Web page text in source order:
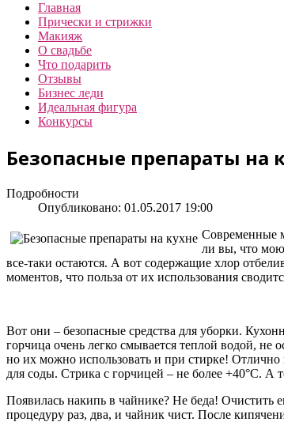
Главная
Прически и стрижки
Макияж
О свадьбе
Что подарить
Отзывы
Бизнес леди
Идеальная фигура
Конкурсы
Безопасные препараты на
Подробности
Опубликовано: 01.05.2017 19:00
Современные
ли вы, что
все-таки остаются. А вот содержащие хлор
моментов, что польза от их использования
Вот они – безопасные средства для уборки.
горчица очень легко смывается теплой водой,
но их можно использовать и при стирке!
для соды. Стрика с горчицей – не более +40°C.
Появилась накипь в чайнике? Не беда!
процедуру раз, два, и чайник чист. После